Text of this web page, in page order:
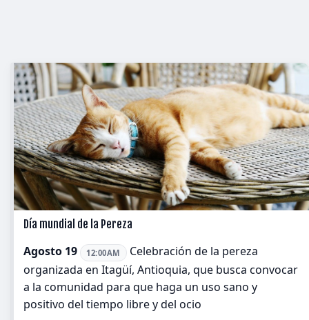
Día mundial de la Pereza
Agosto 19 12:00AM
Celebración de la pereza
organizada en Itagüí, Antioquia, que busca convocar
a la comunidad para que haga un uso sano y
positivo del tiempo libre y del ocio